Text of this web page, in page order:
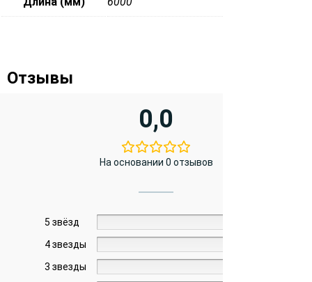
Отзывы
0,0
На основании 0 отзывов
5 звёзд
4 звезды
3 звезды